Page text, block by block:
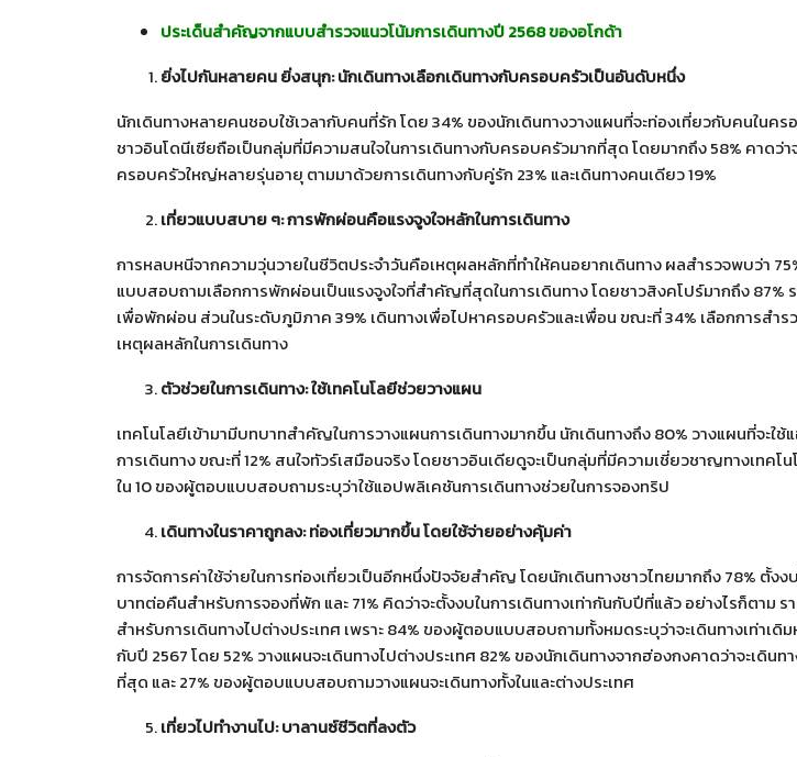
ประเด็นสำคัญจากแบบสำรวจแนวโน้มการเดินทางปี 2568 ของอโกด้า
ยิ่งไปกันหลายคน ยิ่งสนุก: นักเดินทางเลือกเดินทางกับครอบครัวเป็นอันดับหนึ่ง
นักเดินทางหลายคนชอบใช้เวลากับคนที่รัก โดย 34% ของนักเดินทางวางแผนที่จะท่องเที่ยวกับคนในคร
ชาวอินโดนีเซียถือเป็นกลุ่มที่มีความสนใจในการเดินทางกับครอบครัวมากที่สุด โดยมากถึง 58% คาดว่า
ครอบครัวใหญ่หลายรุ่นอายุ ตามมาด้วยการเดินทางกับคู่รัก 23% และเดินทางคนเดียว 19%
เที่ยวแบบสบาย ๆ: การพักผ่อนคือแรงจูงใจหลักในการเดินทาง
การหลบหนีจากความวุ่นวายในชีวิตประจำวันคือเหตุผลหลักที่ทำให้คนอยากเดินทาง ผลสำรวจพบว่า
แบบสอบถามเลือกการพักผ่อนเป็นแรงจูงใจที่สำคัญที่สุดในการเดินทาง โดยชาวสิงคโปร์มากถึง 87%
เพื่อพักผ่อน ส่วนในระดับภูมิภาค 39% เดินทางเพื่อไปหาครอบครัวและเพื่อน ขณะที่ 34% เลือกการสำ
เหตุผลหลักในการเดินทาง
ตัวช่วยในการเดินทาง: ใช้เทคโนโลยีช่วยวางแผน
เทคโนโลยีเข้ามามีบทบาทสำคัญในการวางแผนการเดินทางมากขึ้น นักเดินทางถึง 80% วางแผนที่จะใช้
การเดินทาง ขณะที่ 12% สนใจทัวร์เสมือนจริง โดยชาวอินเดียดูจะเป็นกลุ่มที่มีความเชี่ยวชาญทางเทคโ
ใน 10 ของผู้ตอบแบบสอบถามระบุว่าใช้แอปพลิเคชันการเดินทางช่วยในการจองทริป
เดินทางในราคาถูกลง: ท่องเที่ยวมากขึ้น โดยใช้จ่ายอย่างคุ้มค่า
การจัดการค่าใช้จ่ายในการท่องเที่ยวเป็นอีกหนึ่งปัจจัยสำคัญ โดยนักเดินทางชาวไทยมากถึง 78% ตั้งง
บาทต่อคืนสำหรับการจองที่พัก และ 71% คิดว่าจะตั้งงบในการเดินทางเท่ากันกับปีที่แล้ว อย่างไรก็ตาม ร
สำหรับการเดินทางไปต่างประเทศ เพราะ 84% ของผู้ตอบแบบสอบถามทั้งหมดระบุว่าจะเดินทางเท่าเดิ
กับปี 2567 โดย 52% วางแผนจะเดินทางไปต่างประเทศ 82% ของนักเดินทางจากฮ่องกงคาดว่าจะเดินท
ที่สุด และ 27% ของผู้ตอบแบบสอบถามวางแผนจะเดินทางทั้งในและต่างประเทศ
เที่ยวไปทำงานไป: บาลานซ์ชีวิตที่ลงตัว